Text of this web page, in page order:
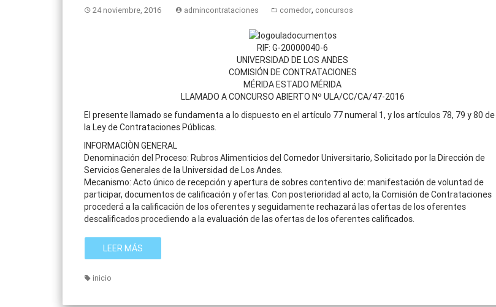
24 noviembre, 2016 admincontrataciones comedor, concursos
RIF: G-20000040-6
UNIVERSIDAD DE LOS ANDES
COMISIÓN DE CONTRATACIONES
MÉRIDA ESTADO MÉRIDA
LLAMADO A CONCURSO ABIERTO Nº ULA/CC/CA/47-2016
El presente llamado se fundamenta a lo dispuesto en el artículo 77 numeral 1, y los artículos 78, 79 y 80 de
la Ley de Contrataciones Públicas.
INFORMACIÒN GENERAL
Denominación del Proceso: Rubros Alimenticios del Comedor Universitario, Solicitado por la Dirección de
Servicios Generales de la Universidad de Los Andes.
Mecanismo: Acto único de recepción y apertura de sobres contentivo de: manifestación de voluntad de
participar, documentos de calificación y ofertas. Con posterioridad al acto, la Comisión de Contrataciones
procederá a la calificación de los oferentes y seguidamente rechazará las ofertas de los oferentes
descalificados procediendo a la evaluación de las ofertas de los oferentes calificados.
LEER MÁS
inicio